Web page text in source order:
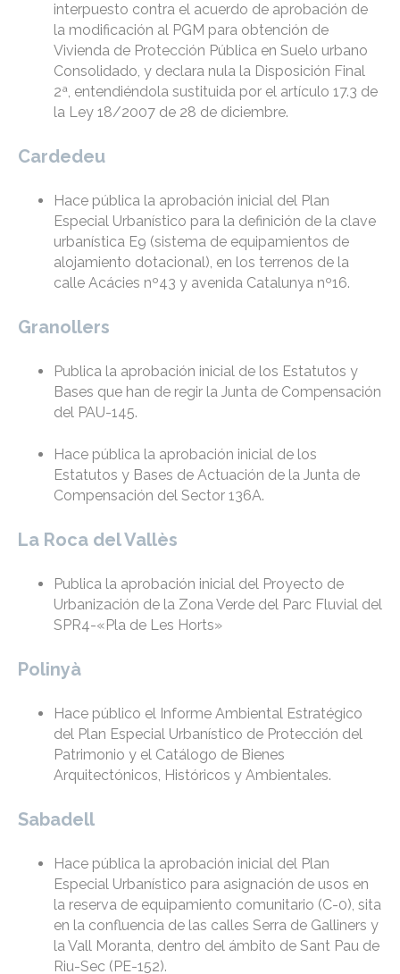
interpuesto contra el acuerdo de aprobación de
la modificación al PGM para obtención de
Vivienda de Protección Pública en Suelo urbano
Consolidado, y declara nula la Disposición Final
2ª, entendiéndola sustituida por el artículo 17.3 de
la Ley 18/2007 de 28 de diciembre.
Cardedeu
Hace pública la aprobación inicial del Plan
Especial Urbanístico para la definición de la clave
urbanística E9 (sistema de equipamientos de
alojamiento dotacional), en los terrenos de la
calle Acácies nº43 y avenida Catalunya nº16.
Granollers
Publica la aprobación inicial de los Estatutos y
Bases que han de regir la Junta de Compensación
del PAU-145.
Hace pública la aprobación inicial de los
Estatutos y Bases de Actuación de la Junta de
Compensación del Sector 136A.
La Roca del Vallès
Publica la aprobación inicial del Proyecto de
Urbanización de la Zona Verde del Parc Fluvial del
SPR4-«Pla de Les Horts»
Polinyà
Hace público el Informe Ambiental Estratégico
del Plan Especial Urbanístico de Protección del
Patrimonio y el Catálogo de Bienes
Arquitectónicos, Históricos y Ambientales.
Sabadell
Hace pública la aprobación inicial del Plan
Especial Urbanístico para asignación de usos en
la reserva de equipamiento comunitario (C-0), sita
en la confluencia de las calles Serra de Galliners y
la Vall Moranta, dentro del ámbito de Sant Pau de
Riu-Sec (PE-152).